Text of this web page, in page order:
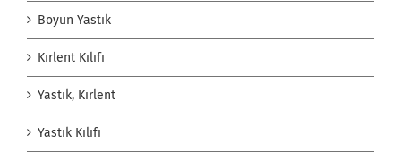
Boyun Yastık
Kırlent Kılıfı
Yastık, Kırlent
Yastık Kılıfı